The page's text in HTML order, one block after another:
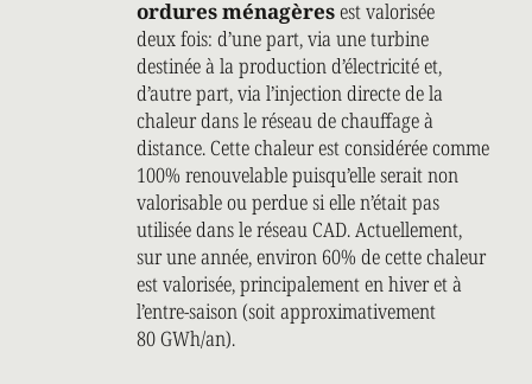
ordures ménagèresest valorisée
deux fois: d’une part, via une turbine
destinée à la production d’électricité et,
d’autre part, via l’injection directe de la
chaleur dans le réseau de chauffage à
distance. Cette chaleur est considérée comme
100% renouvelable puisqu’elle serait non
valorisable ou perdue si elle n’était pas
utilisée dans le réseau CAD. Actuellement,
sur une année, environ 60% de cette chaleur
est valorisée, principalement en hiver et à
l’entre-saison (soit approximativement
80 GWh/an).